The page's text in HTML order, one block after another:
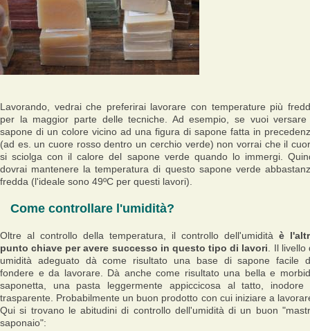
Lavorando, vedrai che preferirai lavorare con temperature più
per la maggior parte delle tecniche. Ad esempio, se vuoi
sapone di un colore vicino ad una figura di sapone fatta in
(ad es. un cuore rosso dentro un cerchio verde) non vorrai che il
si sciolga con il calore del sapone verde quando lo immergi.
dovrai mantenere la temperatura di questo sapone verde
fredda (l'ideale sono 49ºC per questi lavori).
Come controllare l'umidità?
Oltre al controllo della temperatura, il controllo dell'umidità è
punto chiave per avere successo in questo tipo di lavori . Il livello
umidità adeguato dà come risultato una base di sapone facile
fondere e da lavorare. Dà anche come risultato una bella e
saponetta, una pasta leggermente appiccicosa al tatto, inodore
trasparente. Probabilmente un buon prodotto con cui iniziare a
Qui si trovano le abitudini di controllo dell'umidità di un buon
saponaio":